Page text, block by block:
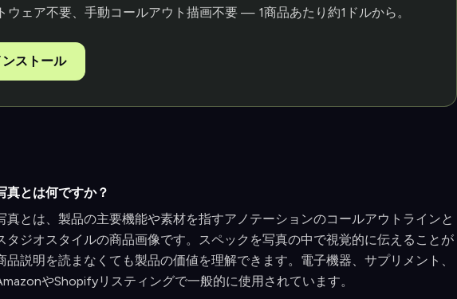
ウェア不要、手動コールアウト描画不要 — 1商品あたり約1ドルから。
ストール
真とは何ですか？
真とは、製品の主要機能や素材を指すアノテーションのコールアウトラインと
タジオスタイルの商品画像です。スペックを写真の中で視覚的に伝えることが
説明を読まなくても製品の価値を理解できます。電子機器、サプリメント、
やShopifyリスティングで一般的に使用されています。